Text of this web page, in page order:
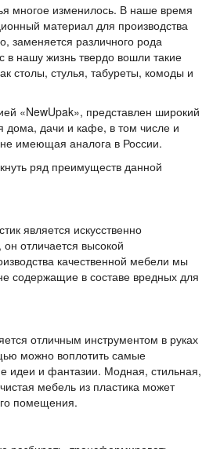
многое изменилось. В наше время
материал для производства
заменяется различного рода
нашу жизнь твердо вошли такие
столы, стулья, табуреты, комоды и
«NewUpak», представлен широкий
дома, дачи и кафе, в том числе и
имеющая аналога в России.
ряд преимуществ данной
является искусственно
отличается высокой
качественной мебели мы
содержащие в составе вредных для
отличным инструментом в руках
можно воплотить самые
идеи и фантазии. Модная, стильная,
мебель из пластика может
помещения.